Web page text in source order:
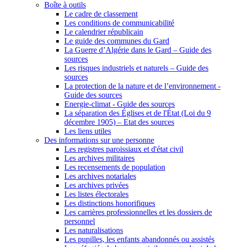
Boîte à outils
Le cadre de classement
Les conditions de communicabilité
Le calendrier républicain
Le guide des communes du Gard
La Guerre d’Algérie dans le Gard – Guide des
sources
Les risques industriels et naturels – Guide des
sources
La protection de la nature et de l’environnement -
Guide des sources
Energie-climat - Guide des sources
La séparation des Églises et de l'État (Loi du 9
décembre 1905) – Etat des sources
Les liens utiles
Des informations sur une personne
Les registres paroissiaux et d'état civil
Les archives militaires
Les recensements de population
Les archives notariales
Les archives privées
Les listes électorales
Les distinctions honorifiques
Les carrières professionnelles et les dossiers de
personnel
Les naturalisations
Les pupilles, les enfants abandonnés ou assistés